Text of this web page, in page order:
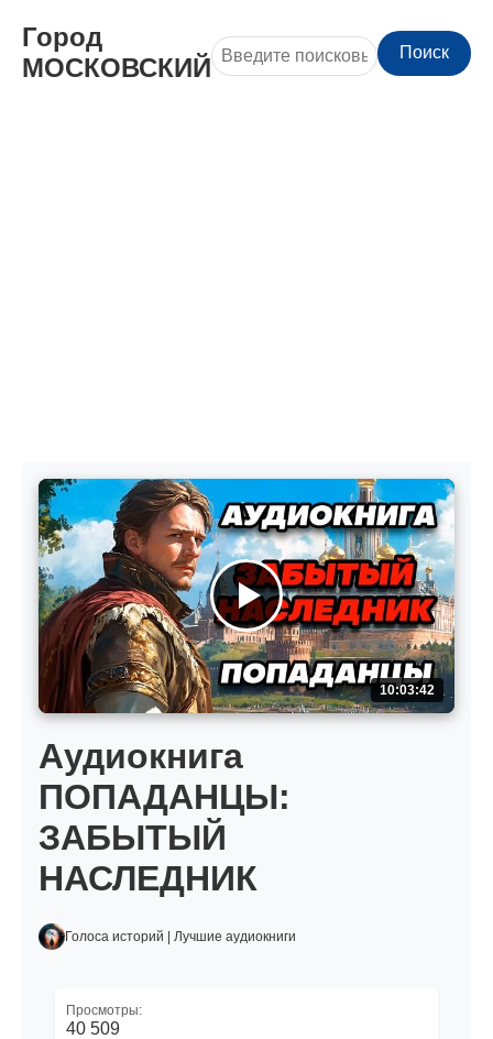
Город
МОСКОВСКИЙ
Поиск
10:03:42
Аудиокнига
ПОПАДАНЦЫ:
ЗАБЫТЫЙ
НАСЛЕДНИК
Голоса историй | Лучшие аудиокниги
Просмотры:
40 509